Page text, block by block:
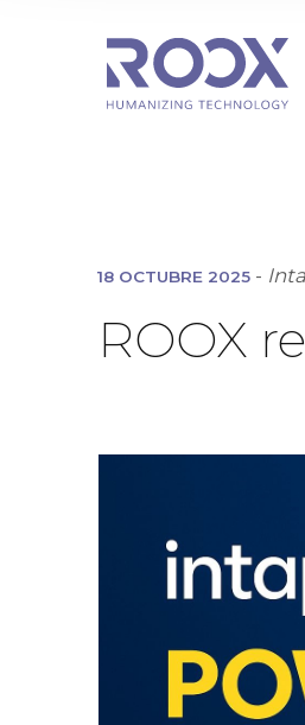
18 OCTUBRE 2025 -
ROOX